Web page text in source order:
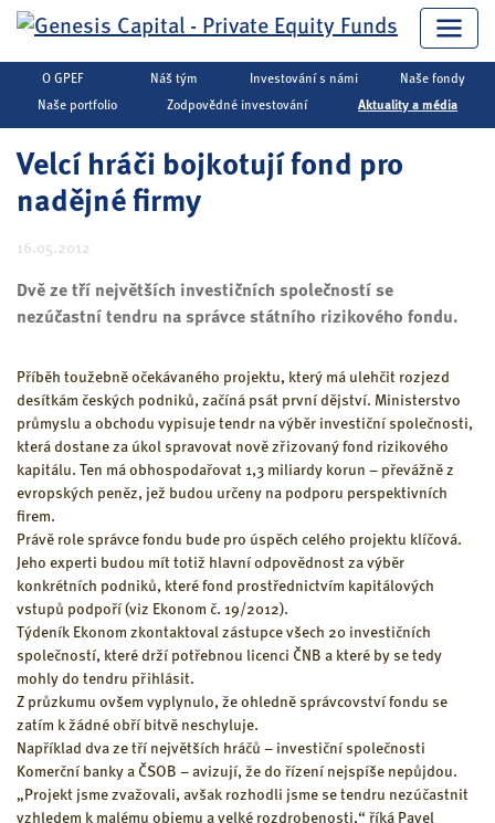
O GPEF Náš tým Investování s námi Naše fondy
Naše portfolio Zodpovědné investování Aktuality a média
Velcí hráči bojkotují fond pro
nadějné firmy
16.05.2012
Dvě ze tří největších investičních společností se
nezúčastní tendru na správce státního rizikového fondu.
Příběh toužebně očekávaného projektu, který má ulehčit rozjezd
desítkám českých podniků, začíná psát první dějství. Ministerstvo
průmyslu a obchodu vypisuje tendr na výběr investiční společnosti,
která dostane za úkol spravovat nově zřizovaný fond rizikového
kapitálu. Ten má obhospodařovat 1,3 miliardy korun – převážně z
evropských peněz, jež budou určeny na podporu perspektivních
firem.
Právě role správce fondu bude pro úspěch celého projektu klíčová.
Jeho experti budou mít totiž hlavní odpovědnost za výběr
konkrétních podniků, které fond prostřednictvím kapitálových
vstupů podpoří (viz Ekonom č. 19/2012).
Týdeník Ekonom zkontaktoval zástupce všech 20 investičních
společností, které drží potřebnou licenci ČNB a které by se tedy
mohly do tendru přihlásit.
Z průzkumu ovšem vyplynulo, že ohledně správcovství fondu se
zatím k žádné obří bitvě neschyluje.
Například dva ze tří největších hráčů – investiční společnosti
Komerční banky a ČSOB – avizují, že do řízení nejspíše nepůjdou.
„Projekt jsme zvažovali, avšak rozhodli jsme se tendru nezúčastnit
vzhledem k malému objemu a velké rozdrobenosti,“ říká Pavel